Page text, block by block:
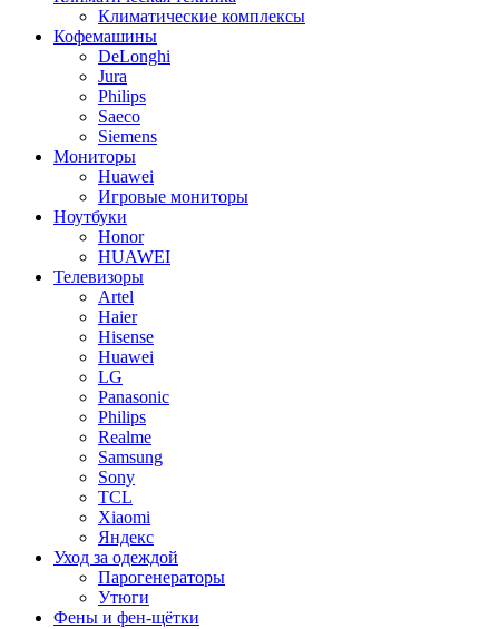
Климатические комплексы
Кофемашины
DeLonghi
Jura
Philips
Saeco
Siemens
Мониторы
Huawei
Игровые мониторы
Ноутбуки
Honor
HUAWEI
Телевизоры
Artel
Haier
Hisense
Huawei
LG
Panasonic
Philips
Realme
Samsung
Sony
TCL
Xiaomi
Яндекс
Уход за одеждой
Парогенераторы
Утюги
Фены и фен-щётки